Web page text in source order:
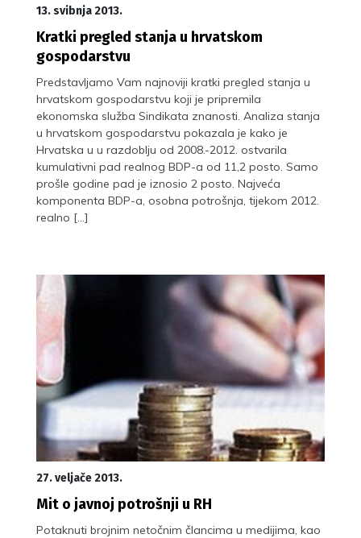
13. svibnja 2013.
Kratki pregled stanja u hrvatskom
gospodarstvu
Predstavljamo Vam najnoviji kratki pregled stanja u
hrvatskom gospodarstvu koji je pripremila
ekonomska služba Sindikata znanosti. Analiza stanja
u hrvatskom gospodarstvu pokazala je kako je
Hrvatska u u razdoblju od 2008.-2012. ostvarila
kumulativni pad realnog BDP-a od 11,2 posto. Samo
prošle godine pad je iznosio 2 posto. Najveća
komponenta BDP-a, osobna potrošnja, tijekom 2012.
realno […]
27. veljače 2013.
Mit o javnoj potrošnji u RH
Potaknuti brojnim netočnim člancima u medijima, kao